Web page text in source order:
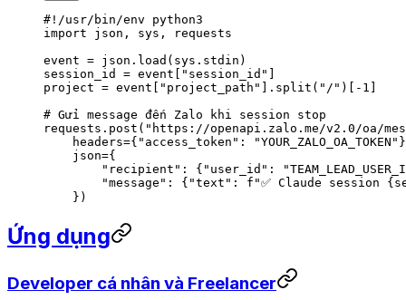
#!/usr/bin/env python3
import json, sys, requests
event = json.load(sys.stdin)
session_id = event[ "session_id"
project = event[ "project_path" ].split( "/" )[ - 1
# Gửi message đến Zalo khi session stop
requests.post( "https://openapi.zalo.me/v2.0/oa/
    headers
={ "access_token" : "YOUR_ZALO_OA_TOKEN"
    json
={
        "recipient"
: { "user_id" :
        "message"
: { "text" : f "✅ Claude session {
    })
Ứng dụng
Developer cá nhân và Freelancer